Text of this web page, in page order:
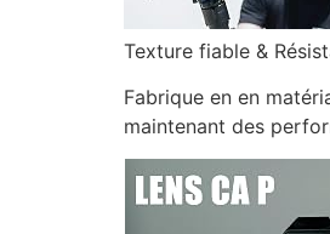
Texture fiable &
Fabrique en en
maintenant des